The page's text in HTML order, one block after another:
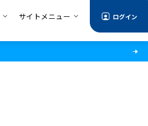
サイトメニュー ログイン